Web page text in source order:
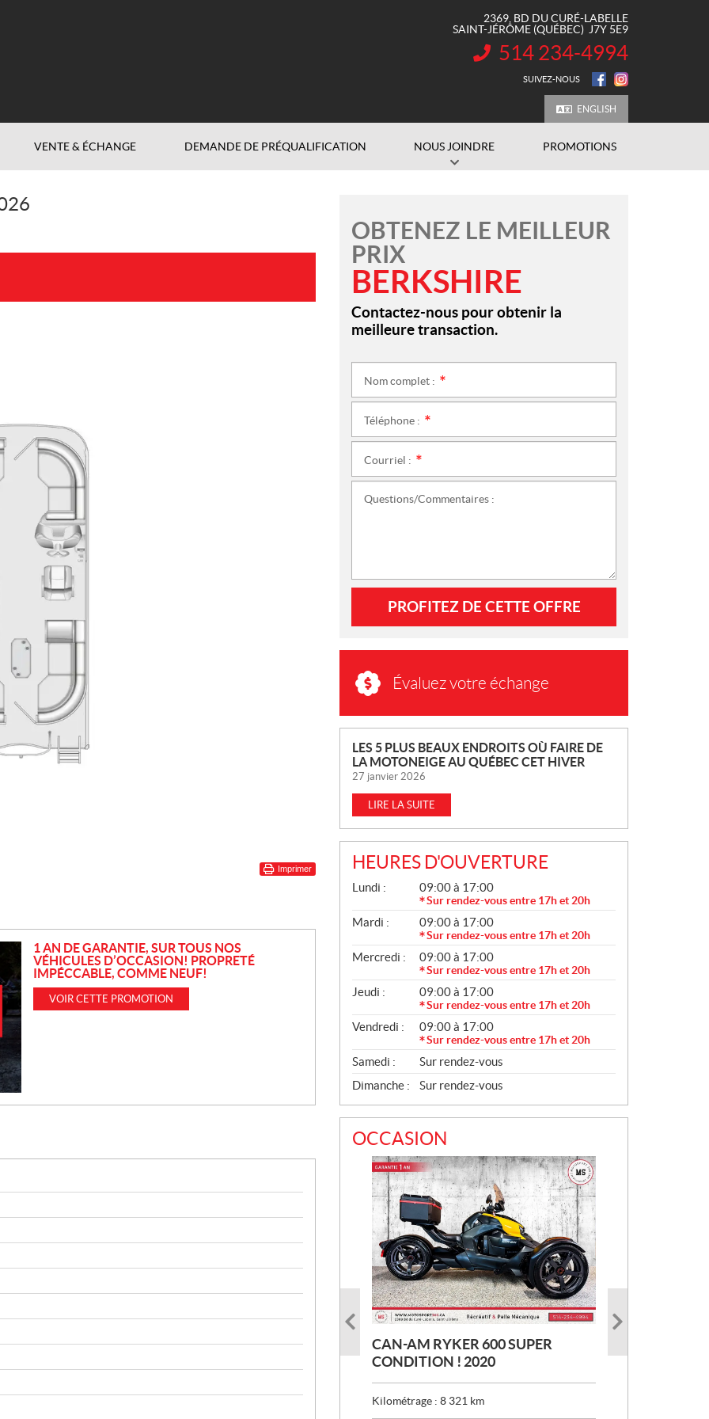
2369, BD DU CURÉ-LABELLE
SAINT-JÉRÔME (QUÉBEC) J7Y 5E9
INFORMATION :
514 234-4994
SUIVEZ-NOUS
ENGLISH
VENTE & ÉCHANGE DEMANDE DE PRÉQUALIFICATION NOUS JOINDRE PROMOTIONS
Imprimer
1 AN DE GARANTIE, SUR TOUS NOS
VÉHICULES D’OCCASION! PROPRETÉ
IMPÉCCABLE, COMME NEUF!
VOIR CETTE PROMOTION
OBTENEZ LE MEILLEUR
PRIX
BERKSHIRE
Contactez-nous pour obtenir la
meilleure transaction.
Nom complet :
Téléphone :
Courriel :
Questions/Commentaires :
PROFITEZ DE CETTE OFFRE
Évaluez votre échange
N
O
U
E
L
L
E
S
LES 5 PLUS BEAUX ENDROITS OÙ FAIRE DE
LA MOTONEIGE AU QUÉBEC CET HIVER
27 janvier 2026
LIRE LA SUITE
HEURES D'OUVERTURE
G
N
É
A
L
Lundi : 09:00 à 17:00
Sur rendez-vous entre 17h et 20h
Mardi : 09:00 à 17:00
Sur rendez-vous entre 17h et 20h
Mercredi : 09:00 à 17:00
Sur rendez-vous entre 17h et 20h
Jeudi : 09:00 à 17:00
Sur rendez-vous entre 17h et 20h
Vendredi : 09:00 à 17:00
Sur rendez-vous entre 17h et 20h
Samedi :
Sur rendez-vous
Dimanche :
Sur rendez-vous
OCCASION
CAN-AM RYKER 600 SUPER
CONDITION ! 2020
Kilométrage : 8 321 km
HARLEY-DAVIDSON SOFTAIL
BREAKOUT SUPER PEINTURE !
TRÈS BAS MILAGE ! 2017
YAMAHA ROYAL STAR VENTURE
TRIKE UNIQUE !!! TRÈS RARE !
2011